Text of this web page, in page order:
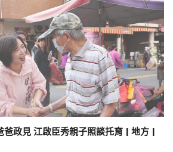
爸政見 江啟臣秀親子照談托育 | 地方 |